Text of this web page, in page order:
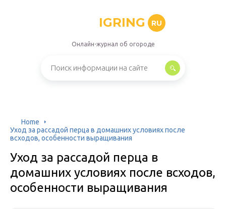
IGRING RU
Онлайн-журнал об огороде
Home
Уход за рассадой перца в домашних условиях после
всходов, особенности выращивания
Уход за рассадой перца в
домашних условиях после всходов,
особенности выращивания